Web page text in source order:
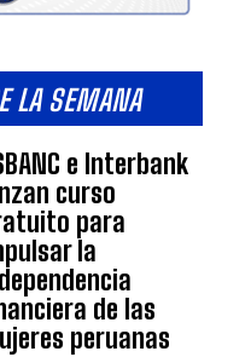
LA SEMANA
e Interbank
curso
para
la
de las
peruanas